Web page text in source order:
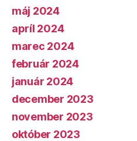
máj 2024
apríl 2024
marec 2024
február 2024
január 2024
december 2023
november 2023
október 2023